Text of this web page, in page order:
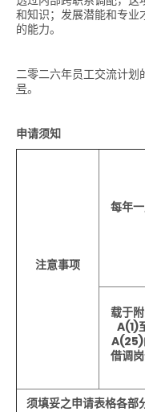
和知识；发展潜能和专业
的能力。
二零二六年员工交流计划
号。
申请须知
注意事项
每年
载于
A(1)
A(25)
借调
须填妥之申请表格各部